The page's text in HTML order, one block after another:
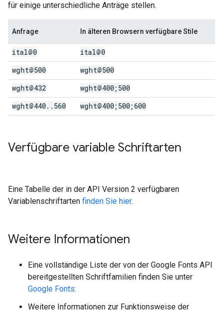
für einige unterschiedliche Anträge stellen.
Anfrage In älteren Browsern verfügbare Stile
ital@0
ital@0
wght@500
wght@500
wght@432
wght@400;500
wght@440. . 560 wght@400;500;600
Verfügbare variable Schriftarten
Eine Tabelle der in der API Version 2 verfügbaren
Variablenschriftarten finden Sie hier.
Weitere Informationen
Eine vollständige Liste der von der Google Fonts API
bereitgestellten Schriftfamilien finden Sie unter
Google Fonts:
Weitere Informationen zur Funktionsweise der